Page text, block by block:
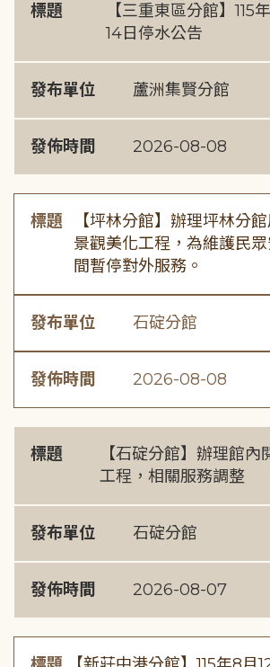
標題
【三重東區分館】115
14日停水公告
發布單位 蘆洲集賢分館
發佈時間 2026-08-08
標題
【坪林分館】辦理坪林分
景觀美化工程，為維護民
間暫停對外服務。
發布單位 石碇分館
發佈時間 2026-08-08
標題
【石碇分館】辦理館內
工程，相關服務調整
發布單位 石碇分館
發佈時間 2026-08-07